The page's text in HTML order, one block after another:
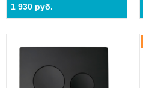
1 930 руб.